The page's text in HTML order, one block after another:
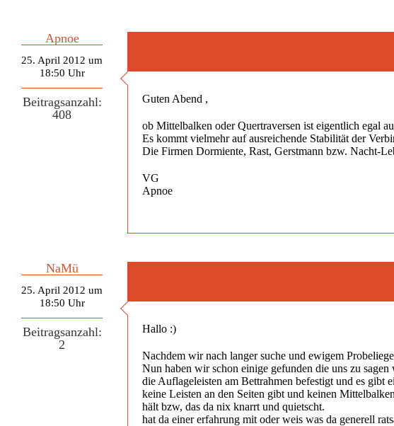
Apnoe
25. April 2012 um
18:50 Uhr
Beitragsanzahl:
408
Guten Abend ,
ob Mittelbalken oder Quertraversen ist eigentlich egal
Es kommt vielmehr auf ausreichende Stabilität der
Die Firmen Dormiente, Rast, Gerstmann bzw. Nacht-
VG
Apnoe
NaMü
25. April 2012 um
18:50 Uhr
Beitragsanzahl:
2
Hallo :)
Nachdem wir nach langer suche und ewigem
Nun haben wir schon einige gefunden die uns zu
die Auflageleisten am Bettrahmen befestigt und es gibt
keine Leisten an den Seiten gibt und keinen
hält bzw, das da nix knarrt und quietscht.
hat da einer erfahrung mit oder weis was da generell